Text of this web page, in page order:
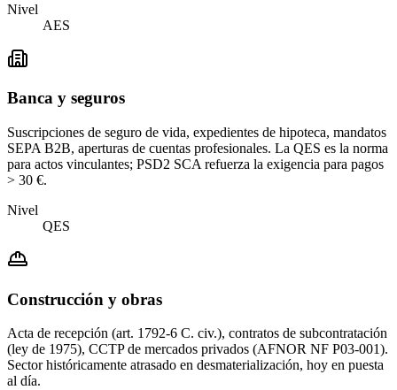
Nivel
AES
Banca y seguros
Suscripciones de seguro de vida, expedientes de hipoteca, mandatos
SEPA B2B, aperturas de cuentas profesionales. La QES es la norma
para actos vinculantes; PSD2 SCA refuerza la exigencia para pagos
> 30 €.
Nivel
QES
Construcción y obras
Acta de recepción (art. 1792-6 C. civ.), contratos de subcontratación
(ley de 1975), CCTP de mercados privados (AFNOR NF P03-001).
Sector históricamente atrasado en desmaterialización, hoy en puesta
al día.